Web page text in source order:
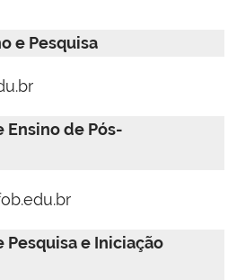
e Pesquisa
de Pós-
e Iniciação